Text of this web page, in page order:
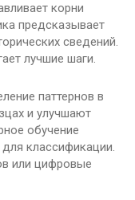
корни
предсказывает
сведений.
лучшие шаги.
паттернов в
и улучшают
обучение
классификации.
или цифровые